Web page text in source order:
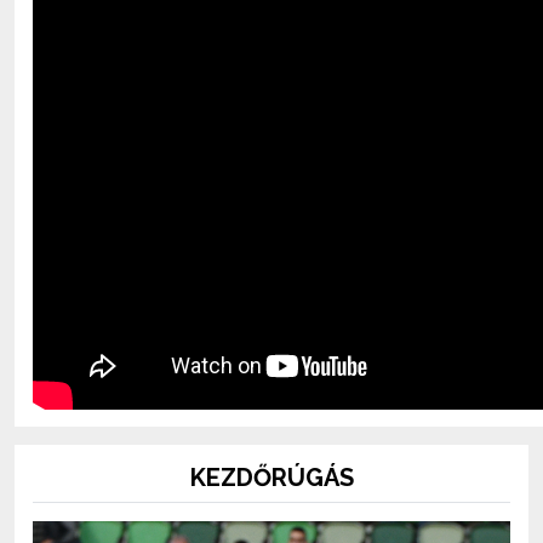
KEZDŐRÚGÁS